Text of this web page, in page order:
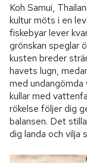
Koh Samui,
kultur möts i en
fiskebyar lever
grönskan speglar
kusten breder
havets lugn,
med undangömda
kullar med
rökelse följer dig
balansen. Det
dig landa och vilja